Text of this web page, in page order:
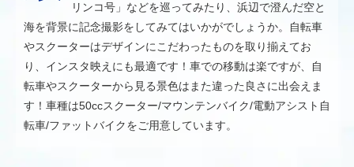
リンコ号」などを巡ってみたり、浜辺で澄んだ空と
海を背景に記念撮影をしてみてはいかがでしょうか。自転車
やスクーターはデザインにこだわったものを取り揃えてお
り、インスタ映えにも最適です！車での移動は楽ですが、自
転車やスクーターから見る景色はまた違った良さに出会えま
す！車種は50ccスクーター/マウンテンバイク/電動アシスト自
転車/ファットバイクをご用意しています。